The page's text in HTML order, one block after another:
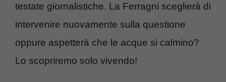
testate giornalistiche. La Ferragni sceglierà di
intervenire nuovamente sulla questione
oppure aspetterà che le acque si calmino?
Lo scopriremo solo vivendo!